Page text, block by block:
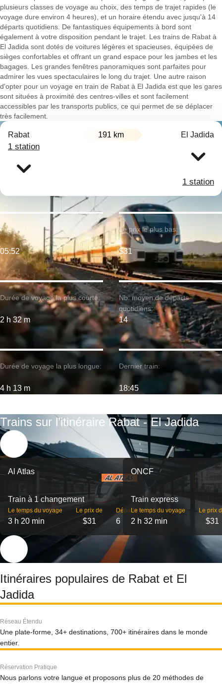
plusieurs classes de voyage au choix, des temps de trajet rapides (le
voyage dure environ 4 heures), et un horaire étendu avec jusqu'à 14
départs quotidiens. De fantastiques équipements à bord sont
également à votre disposition pendant le trajet. Les trains de Rabat à
El Jadida sont dotés de voitures légères et spacieuses, équipées de
sièges confortables et offrant un grand espace pour les jambes et les
bagages. Les grandes fenêtres panoramiques sont parfaites pour
admirer les vues spectaculaires le long du trajet. Une autre raison
d'opter pour un voyage en train de Rabat à El Jadida est que les gares
sont situées à proximité des centres-villes et sont facilement
accessibles par les transports publics, ce qui permet de se déplacer
très facilement.
Rabat 191 km El Jadida
1 station
1 station
Durée de voyage la plus courte:
2 h 32 m
Premier train:
05:52
Durée de voyage la plus longue:
4 h 13 m
Le prix le plus bas:
$31
Nb. moyen de départs
quotidiens:
14
Dernier train:
18:45
Trains sur l’itinéraire Rabat - El Jadida
Al Atlas
Train à 1 changement
Le temps du voyage
3 h 20 min
Le prix de
$31
Départs
6
ONCF
Train express
Le temps du voyage
2 h 32 min
Le prix
$31
Itinéraires populaires de Rabat et El
Jadida
Réseau Étendu
Une plate-forme, 34+ destinations, 700+ itinéraires dans le monde
entier.
Réservation Pratique
Nous parlons votre langue et proposons plus de 20 méthodes de